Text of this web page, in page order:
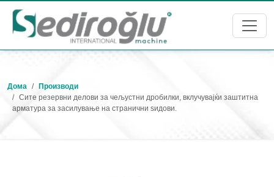
Дома
Производи
Сите резервни делови за чељустни дробилки, вклучувајќи заштитна
арматура за засилување на странични ѕидови.